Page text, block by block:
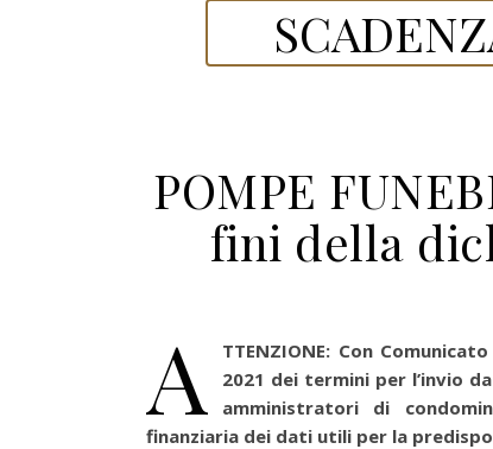
POMPE
fini della
A TTENZIONE: Con
2021 dei termini per l’invio
amministratori di
finanziaria dei dati utili per la